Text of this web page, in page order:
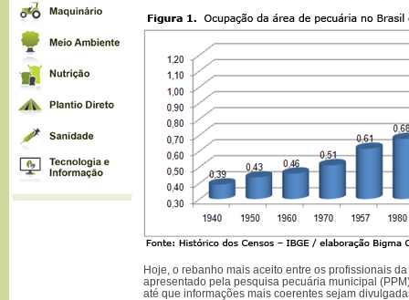
Hoje, o rebanho mais aceito entre os profissionais
apresentado pela pesquisa pecuária municipal
até que informações mais coerentes sejam